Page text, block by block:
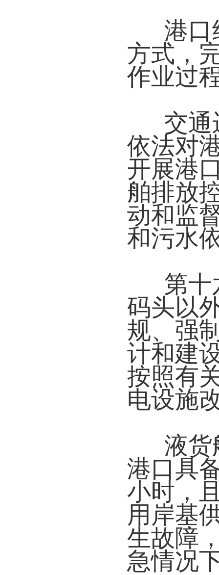
港口
方式，
作业过
交通
依法对
开展港
舶排放
动和监
和污水
第
码头以
规、强
计和建
按照有
电设施
液货
港口具
小时，
用岸基
生故障
急情况